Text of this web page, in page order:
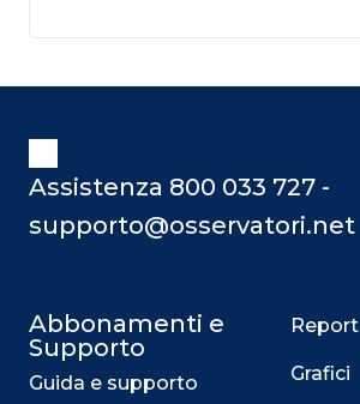
Assistenza 800 033 727 -
supporto@osservatori.net
Abbonamenti e
Supporto
Guida e supporto
Report
Grafici